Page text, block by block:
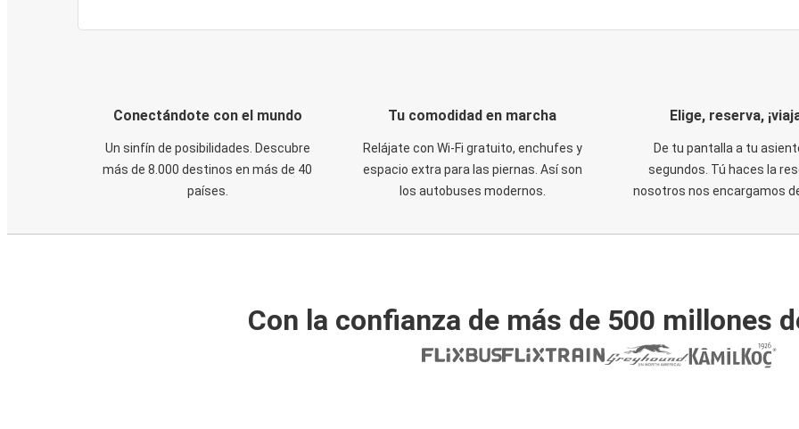
Conectándote con el mundo
Un sinfín de posibilidades. Descubre
más de 8.000 destinos en más de 40
países.
Tu comodidad en marcha
Relájate con Wi-Fi gratuito, enchufes y
espacio extra para las piernas. Así son
los autobuses modernos.
Elige, reserva,
De tu pantalla a tu
segundos. Tú haces la
nosotros nos encargamos
Con la confianza de más de 500 millones